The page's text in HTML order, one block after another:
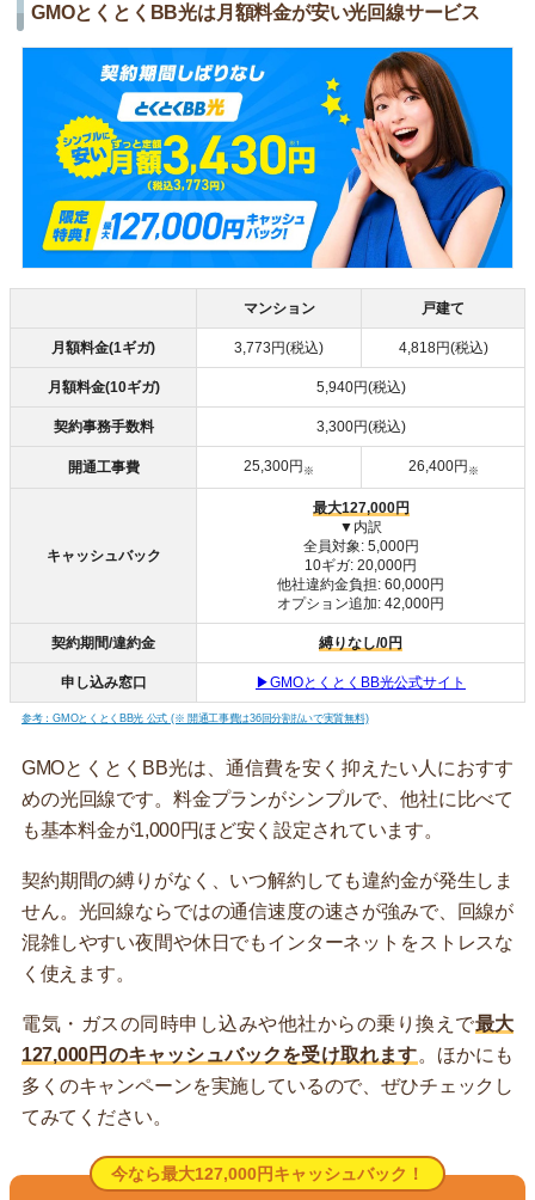
GMOとくとくBB光は月額料金が安い光回線サービス
マンション 戸建て
月額料金(1ギガ) 3,773円(税込) 4,818円(税込)
月額料金(10ギガ) 5,940円(税込)
契約事務手数料 3,300円(税込)
開通工事費 25,300円 ※ 26,400円 ※
キャッシュバック
最大127,000円
▼内訳
全員対象: 5,000円
10ギガ: 20,000円
他社違約金負担: 60,000円
オプション追加: 42,000円
契約期間/違約金 縛りなし/0円
申し込み窓口 ▶GMOとくとくBB光公式サイト
参考：GMOとくとくBB光 公式 (※ 開通工事費は36回分割払いで実質無料)
GMOとくとくBB光は、通信費を安く抑えたい人におすす
めの光回線です。料金プランがシンプルで、他社に比べて
も基本料金が1,000円ほど安く設定されています。
契約期間の縛りがなく、いつ解約しても違約金が発生しま
せん。光回線ならではの通信速度の速さが強みで、回線が
混雑しやすい夜間や休日でもインターネットをストレスな
く使えます。
電気・ガスの同時申し込みや他社からの乗り換えで最大
127,000円のキャッシュバックを受け取れます。ほかにも
多くのキャンペーンを実施しているので、ぜひチェックし
てみてください。
今なら最大127,000円キャッシュバック！